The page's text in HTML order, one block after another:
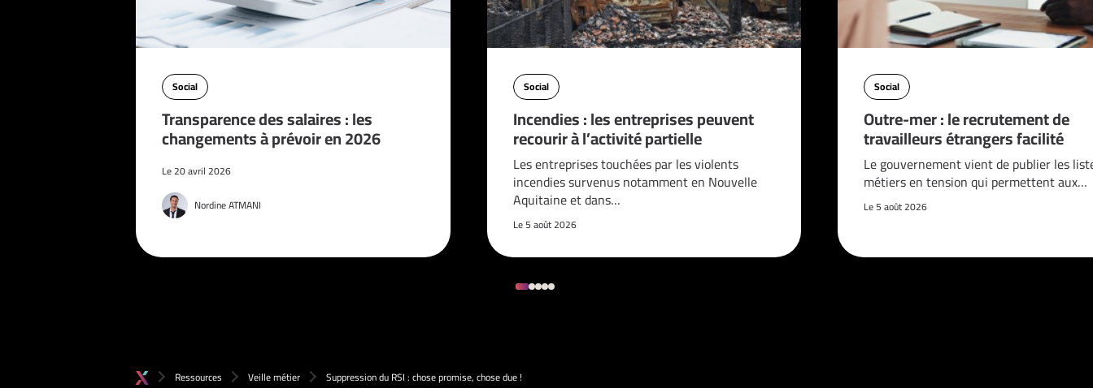
Social
Transparence des salaires : les
changements à prévoir en 2026
Le 20 avril 2026
Nordine ATMANI
Social
Incendies : les entreprises peuvent
recourir à l’activité partielle
Les entreprises touchées par les violents
incendies survenus notamment en Nouvelle
Aquitaine et dans…
Le 5 août 2026
Social
Outre-mer : le recrutement de
travailleurs étrangers facilité
Le gouvernement vient de publier les
métiers en tension qui permettent aux…
Le 5 août 2026
Ressources Veille métier Suppression du RSI : chose promise, chose due !